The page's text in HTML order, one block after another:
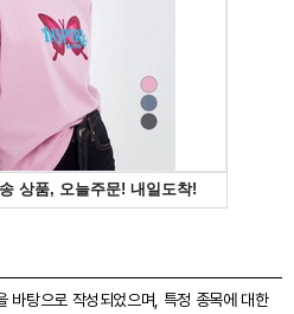
바탕으로 작성되었으며, 특정 종목에 대한